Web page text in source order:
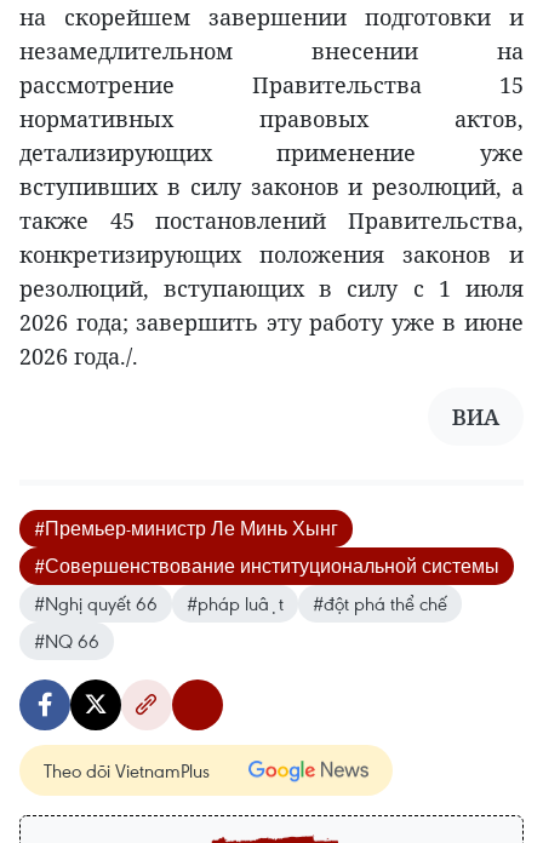
на скорейшем завершении подготовки и
незамедлительном внесении на
рассмотрение Правительства 15
нормативных правовых актов,
детализирующих применение уже
вступивших в силу законов и резолюций, а
также 45 постановлений Правительства,
конкретизирующих положения законов и
резолюций, вступающих в силу с 1 июля
2026 года; завершить эту работу уже в июне
2026 года./.
ВИА
#Премьер-министр Ле Минь Хынг
#Совершенствование институциональной системы
#Nghị quyết 66
#pháp luật
#đột phá thể chế
#NQ 66
Theo dõi VietnamPlus